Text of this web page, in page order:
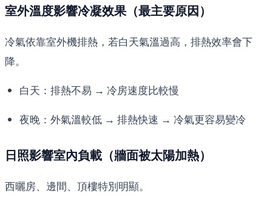
室外溫度影響冷凝效果（最主要原因）
冷氣依靠室外機排熱，若白天氣溫過高，排熱效率會下
降。
白天：排熱不易 → 冷房速度比較慢
夜晚：外氣溫較低 → 排熱快速 → 冷氣更容易變冷
日照影響室內負載（牆面被太陽加熱）
西曬房、邊間、頂樓特別明顯。